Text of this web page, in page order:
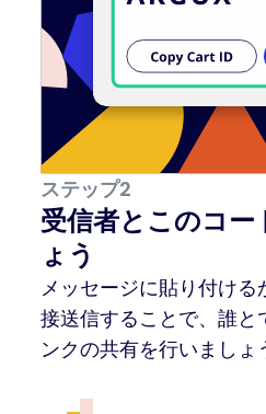
ステップ2
受信者とこのコー
ょう
メッセージに貼り付け
接送信することで、誰と
ンクの共有を行いましょ